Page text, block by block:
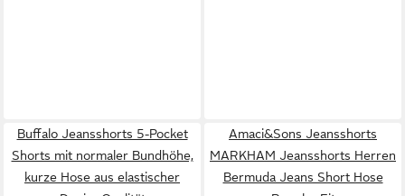
Buffalo Jeansshorts 5-Pocket
Shorts mit normaler Bundhöhe,
kurze Hose aus elastischer
Amaci&Sons Jeansshorts
MARKHAM Jeansshorts Herren
Bermuda Jeans Short Hose